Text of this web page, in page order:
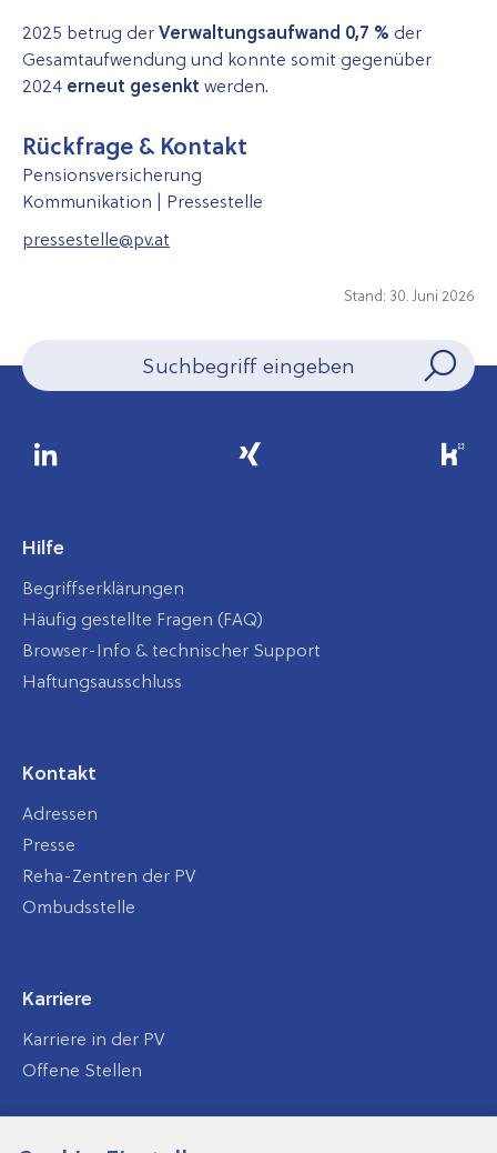
2025 betrug derVerwaltungsaufwand 0,7 % der
Gesamtaufwendung und konnte somit gegenüber
2024 erneut gesenkt werden.
Rückfrage & Kontakt
Pensionsversicherung
Kommunikation | Pressestelle
pressestelle@pv.at
Stand: 30. Juni 2026
Hilfe
Begriffserklärungen
Häufig gestellte Fragen (FAQ)
Browser-Info & technischer Support
Haftungsausschluss
Kontakt
Adressen
Presse
Reha-Zentren der PV
Ombudsstelle
Karriere
Karriere in der PV
Offene Stellen